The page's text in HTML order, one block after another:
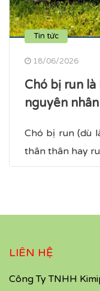
Tin tức
18/06/2026
Chó bị run là
nguyên
Chó bị run (dù
thân​ thân hay
LIÊN HỆ
Công Ty TNHH